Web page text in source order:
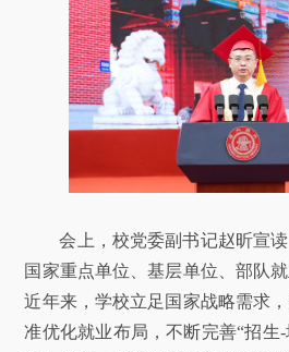
会上，校党委副书记赵昕宣
国家重点单位、基层单位、部队
近年来，学校立足国家战略需求
准优化就业布局，不断完善“招生